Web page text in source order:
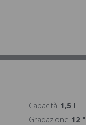
Capacità 1,5 l
Gradazione 12 °